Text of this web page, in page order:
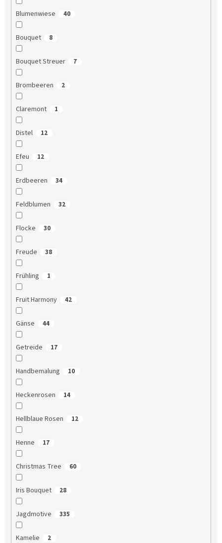
Blumenwiese 40
Bouquet 8
Bouquet Streuer 7
Brombeeren 2
Claremont 1
Distel 12
Efeu 12
Erdbeeren 34
Feldblumen 32
Flocke 30
Freude 38
Frühling 1
Fruit Harmony 42
Gänse 44
Getreide 17
Handbemalung 10
Heckenrosen 14
Hellblaue Rosen 12
Henne 17
Christmas Tree 60
Iris Bouquet 28
Jagdmotive 335
Kamelie 2